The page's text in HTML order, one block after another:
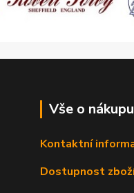
Vše o nákupu
Kontaktní
Dostupnost